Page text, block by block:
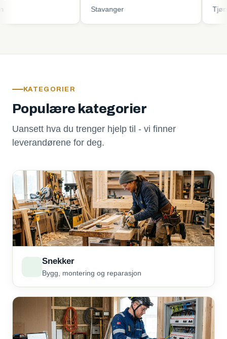
KATEGORIER
Populære kategorier
Uansett hva du trenger hjelp til - vi finner
leverandørene for deg.
Snekker
Bygg, montering og reparasjon